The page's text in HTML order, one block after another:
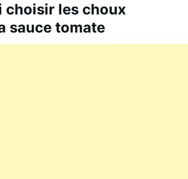
choisir les choux
sauce tomate